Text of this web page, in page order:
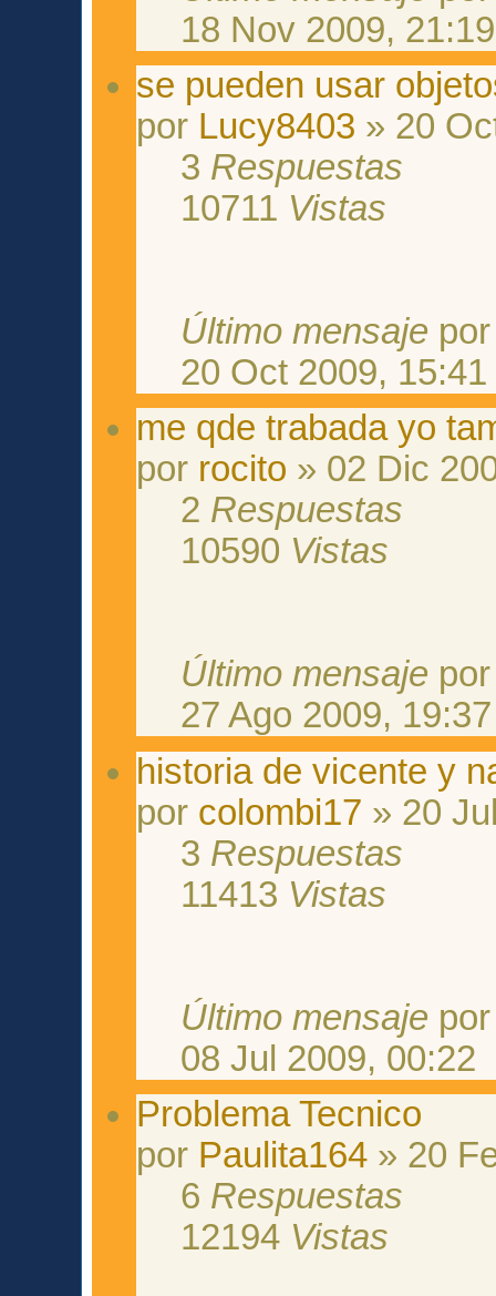
18 Nov 2009, 21:19
se pueden usar
por Lucy8403 » 20
3 Respuestas
10711 Vistas
Último mensaje
20 Oct 2009, 15:41
me qde trabada yo
por rocito » 02 Dic
2 Respuestas
10590 Vistas
Último mensaje
27 Ago 2009, 19:37
historia de vicente y
por colombi17 » 20
3 Respuestas
11413 Vistas
Último mensaje
08 Jul 2009, 00:22
Problema Tecnico
por Paulita164 » 20
6 Respuestas
12194 Vistas